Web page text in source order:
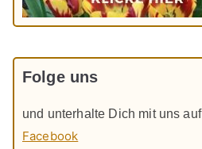
Folge uns
und unterhalte Dich mit uns auf
Facebook